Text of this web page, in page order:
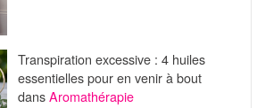
Transpiration excessive : 4 huiles
essentielles pour en venir à bout
dansAromathérapie